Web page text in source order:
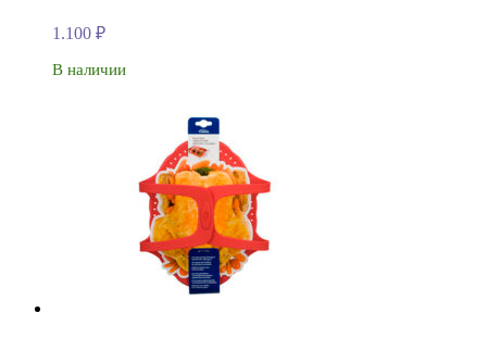
1.100 ₽
В наличии